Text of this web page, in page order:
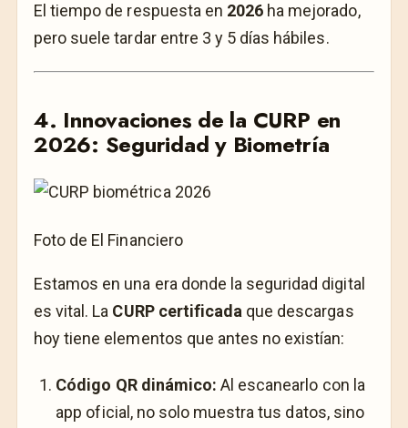
El tiempo de respuesta en 2026 ha mejorado,
pero suele tardar entre 3 y 5 días hábiles.
4. Innovaciones de la CURP en
2026: Seguridad y Biometría
Foto de El Financiero
Estamos en una era donde la seguridad digital
es vital. La CURP certificada que descargas
hoy tiene elementos que antes no existían:
Código QR dinámico: Al escanearlo con la
app oficial, no solo muestra tus datos, sino